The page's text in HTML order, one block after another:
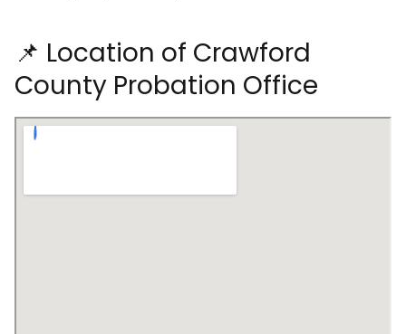
📌 Location of Crawford
County Probation Office